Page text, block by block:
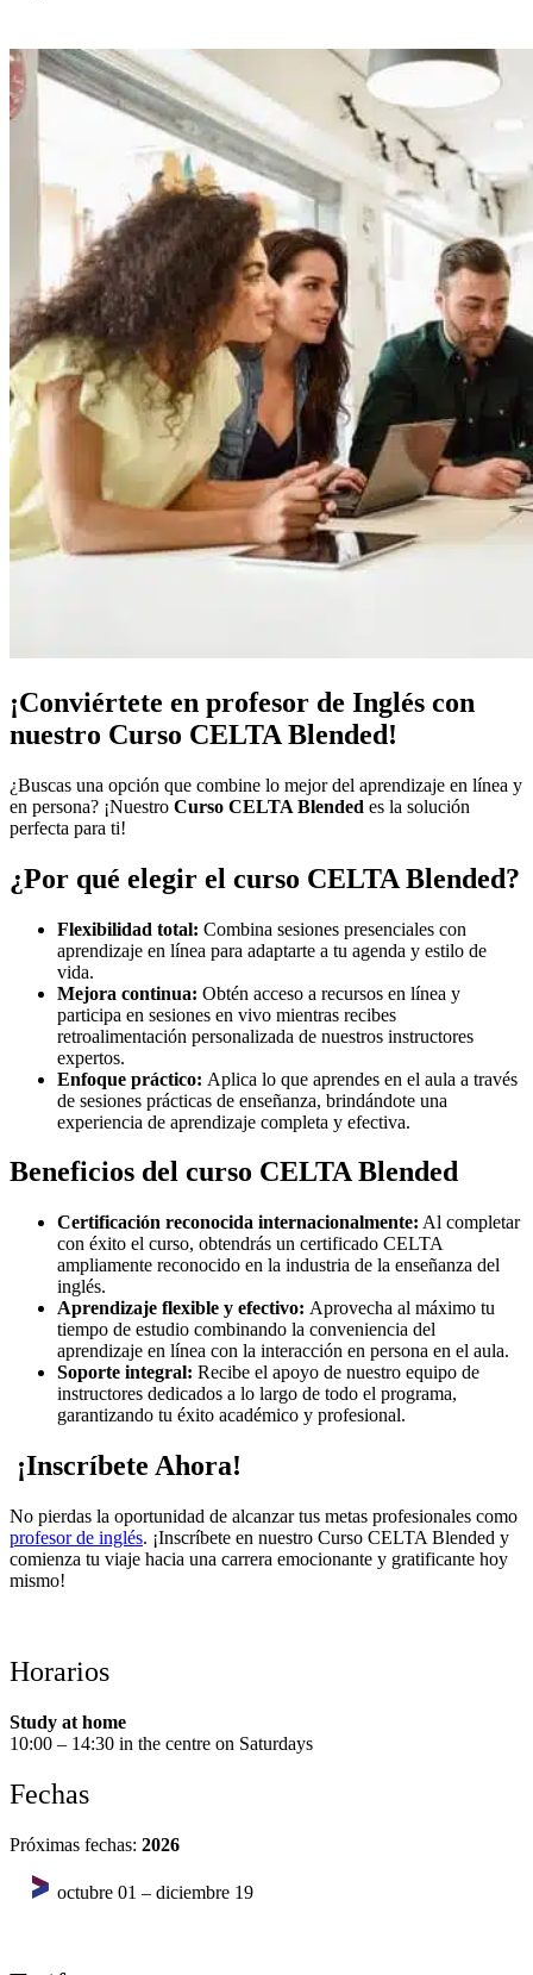
¡Conviértete en profesor de Inglés con
nuestro Curso CELTA Blended!
¿Buscas una opción que combine lo mejor del aprendizaje en línea y
en persona? ¡Nuestro Curso CELTA Blended es la solución
perfecta para ti!
¿Por qué elegir el curso CELTA Blended?
Flexibilidad total: Combina sesiones presenciales con
aprendizaje en línea para adaptarte a tu agenda y estilo de
vida.
Mejora continua: Obtén acceso a recursos en línea y
participa en sesiones en vivo mientras recibes
retroalimentación personalizada de nuestros instructores
expertos.
Enfoque práctico: Aplica lo que aprendes en el aula a través
de sesiones prácticas de enseñanza, brindándote una
experiencia de aprendizaje completa y efectiva.
Beneficios del curso CELTA Blended
Certificación reconocida internacionalmente: Al completar
con éxito el curso, obtendrás un certificado CELTA
ampliamente reconocido en la industria de la enseñanza del
inglés.
Aprendizaje flexible y efectivo: Aprovecha al máximo tu
tiempo de estudio combinando la conveniencia del
aprendizaje en línea con la interacción en persona en el aula.
Soporte integral: Recibe el apoyo de nuestro equipo de
instructores dedicados a lo largo de todo el programa,
garantizando tu éxito académico y profesional.
¡Inscríbete Ahora!
No pierdas la oportunidad de alcanzar tus metas profesionales como
profesor de inglés. ¡Inscríbete en nuestro Curso CELTA Blended y
comienza tu viaje hacia una carrera emocionante y gratificante hoy
mismo!
Horarios
Study at home
10:00 – 14:30 in the centre on Saturdays
Fechas
Próximas fechas: 2026
octubre 01 – diciembre 19